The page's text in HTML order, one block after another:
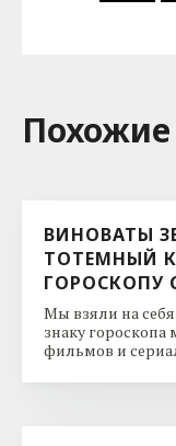
Похожие
ВИНОВАТЫ
ТОТЕМНЫЙ
ГОРОСКОПУ
Мы взяли на
знаку
фильмов и